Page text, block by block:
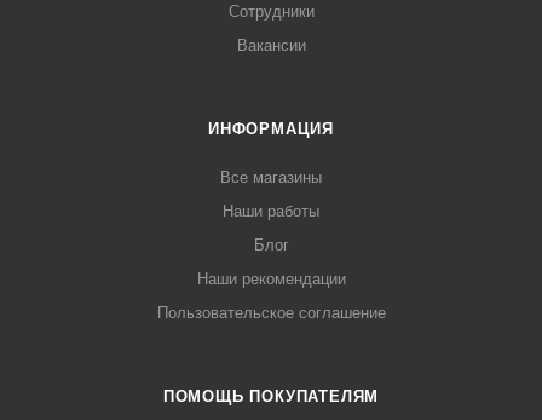
Сотрудники
Вакансии
ИНФОРМАЦИЯ
Все магазины
Наши работы
Блог
Наши рекомендации
Пользовательское соглашение
ПОМОЩЬ ПОКУПАТЕЛЯМ